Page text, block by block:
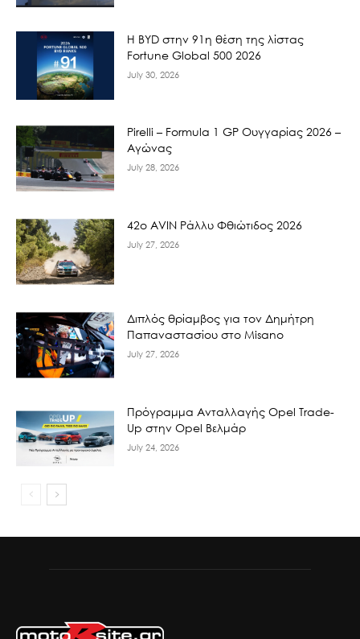
Η BYD στην 91η θέση της λίστας
Fortune Global 500 2026
July 30, 2026
Pirelli – Formula 1 GP Ουγγαρίας 2026 –
Αγώνας
July 28, 2026
42ο AVIN Ράλλυ Φθιώτιδος 2026
July 27, 2026
Διπλός θρίαμβος για τον Δημήτρη
Παπαναστασίου στο Misano
July 27, 2026
Πρόγραμμα Ανταλλαγής Opel Trade-
Up στην Opel Βελμάρ
July 24, 2026